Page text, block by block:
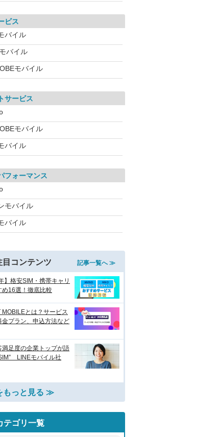
ビス
バイル
バイル
モバイル
サービス
モバイル
バイル
フォーマンス
モバイル
バイル
目コンテンツ 記事一覧へ ≫
】格安SIM・携帯キャリ
め16選！徹底比較
MOBILEとは？サービス
金プラン、申込方法など
満足度の企業トップが語
LINEモバイル社
もっと見る ≫
テゴリ一覧